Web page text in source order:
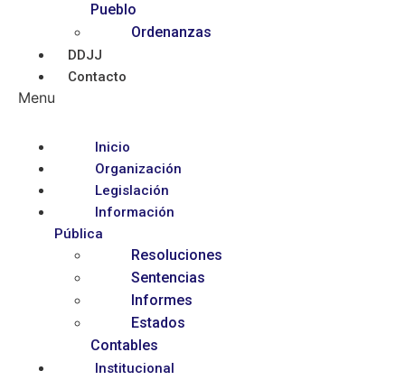
Pueblo
Ordenanzas
DDJJ
Contacto
Menu
Inicio
Organización
Legislación
Información
Pública
Resoluciones
Sentencias
Informes
Estados
Contables
Institucional